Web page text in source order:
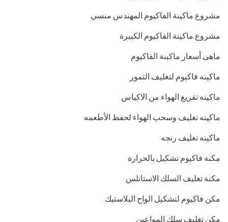
مشروع ماكينة الفاكيوم المهندس منسي
مشروع ماكينة الفاكيوم الكبيرة
ماهى أسعار ماكبنة الفاكيوم
ماكينه فاكيوم لتغليف التمور
ماكينه تفريغ الهواء من الاكياس
ماكينه تغليف وسحب الهواء لحفظ الأطعمه
ماكينه تغليف رنجه
مكنة فاكيوم تشكيل بالحرارة
مكنة تغليف السلك الاستانلس
مكن فاكيوم لتشكيل الواح البلاستيك
مكن تغليف سلك المواعين